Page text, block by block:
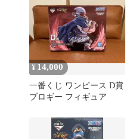
¥14,000
一番くじ ワンピース D賞
ブロギー フィギュア